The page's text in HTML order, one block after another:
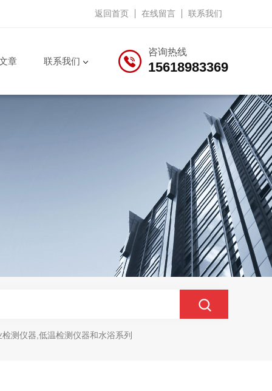
返回首页 在线留言 联系我们
咨询热线
15618983369
章 联系我们
测仪器,低温检测仪器和水浴系列